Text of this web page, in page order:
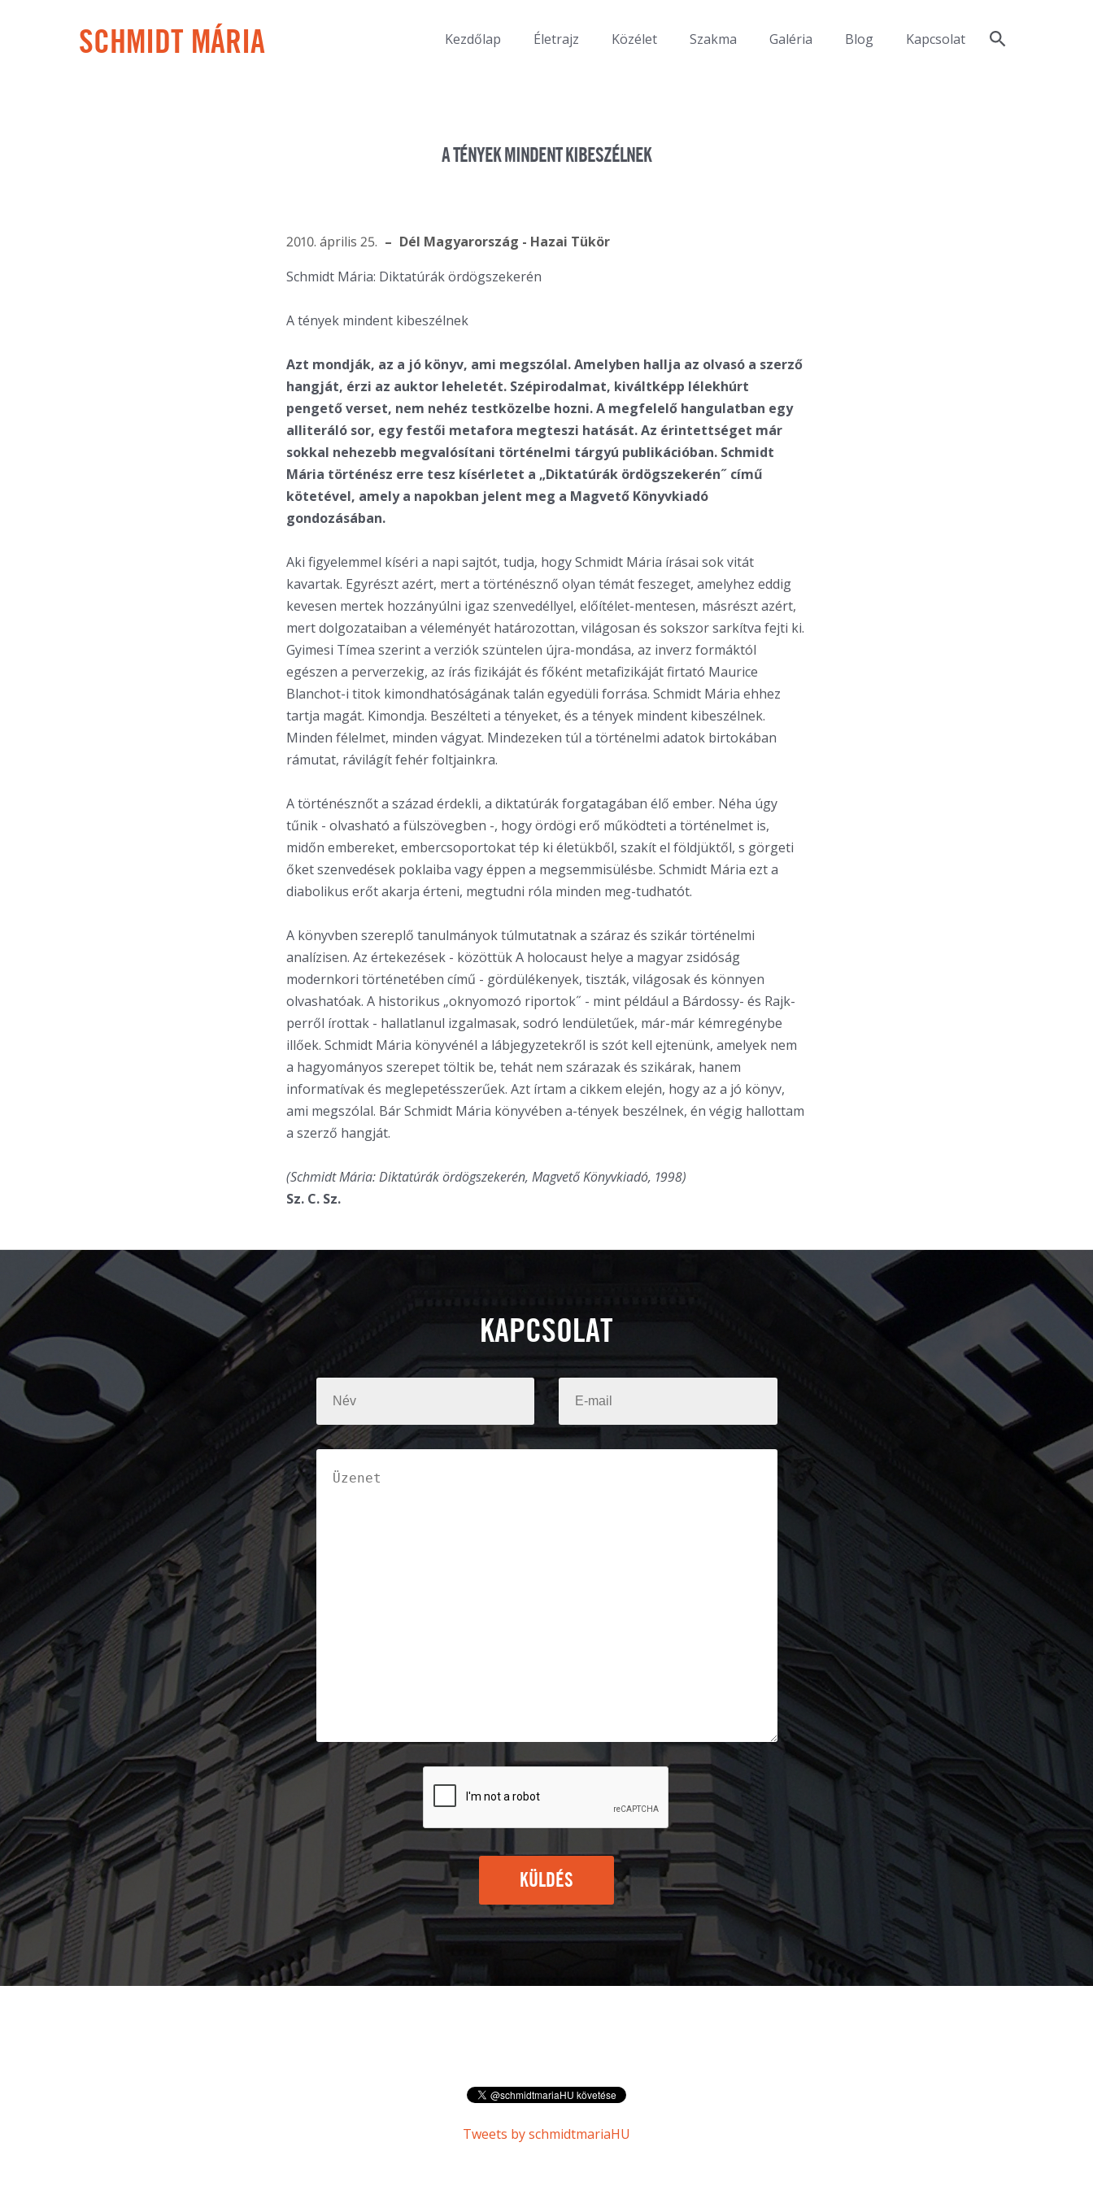
SCHMIDT MÁRIA Kezdőlap Életrajz Közélet Szakma Galéria Blog Kapcsolat
A TÉNYEK MINDENT KIBESZÉLNEK
2010. április 25.
Dél Magyarország - Hazai Tükör
Schmidt Mária: Diktatúrák ördögszekerén
A tények mindent kibeszélnek
Azt mondják, az a jó könyv, ami megszólal. Amelyben hallja az olvasó a szerző
hangját, érzi az auktor leheletét. Szépirodalmat, kiváltképp lélekhúrt
pengető verset, nem nehéz testközelbe hozni. A megfelelő hangulatban egy
alliteráló sor, egy festői metafora megteszi hatását. Az érintettséget már
sokkal nehezebb megvalósítani történelmi tárgyú publikációban. Schmidt
Mária történész erre tesz kísérletet a „Diktatúrák ördögszekerén˝ című
kötetével, amely a napokban jelent meg a Magvető Könyvkiadó
gondozásában.
Aki figyelemmel kíséri a napi sajtót, tudja, hogy Schmidt Mária írásai sok vitát
kavartak. Egyrészt azért, mert a történésznő olyan témát feszeget, amelyhez eddig
kevesen mertek hozzányúlni igaz szenvedéllyel, előítélet-mentesen, másrészt azért,
mert dolgozataiban a véleményét határozottan, világosan és sokszor sarkítva fejti ki.
Gyimesi Tímea szerint a verziók szüntelen újra-mondása, az inverz formáktól
egészen a perverzekig, az írás fizikáját és főként metafizikáját firtató Maurice
Blanchot-i titok kimondhatóságának talán egyedüli forrása. Schmidt Mária ehhez
tartja magát. Kimondja. Beszélteti a tényeket, és a tények mindent kibeszélnek.
Minden félelmet, minden vágyat. Mindezeken túl a történelmi adatok birtokában
rámutat, rávilágít fehér foltjainkra.
A történésznőt a század érdekli, a diktatúrák forgatagában élő ember. Néha úgy
tűnik - olvasható a fülszövegben -, hogy ördögi erő működteti a történelmet is,
midőn embereket, embercsoportokat tép ki életükből, szakít el földjüktől, s görgeti
őket szenvedések poklaiba vagy éppen a megsemmisülésbe. Schmidt Mária ezt a
diabolikus erőt akarja érteni, megtudni róla minden meg-tudhatót.
A könyvben szereplő tanulmányok túlmutatnak a száraz és szikár történelmi
analízisen. Az értekezések - közöttük A holocaust helye a magyar zsidóság
modernkori történetében című - gördülékenyek, tiszták, világosak és könnyen
olvashatóak. A historikus „oknyomozó riportok˝ - mint például a Bárdossy- és Rajk-
perről írottak - hallatlanul izgalmasak, sodró lendületűek, már-már kémregénybe
illőek. Schmidt Mária könyvénél a lábjegyzetekről is szót kell ejtenünk, amelyek nem
a hagyományos szerepet töltik be, tehát nem szárazak és szikárak, hanem
informatívak és meglepetésszerűek. Azt írtam a cikkem elején, hogy az a jó könyv,
ami megszólal. Bár Schmidt Mária könyvében a-tények beszélnek, én végig hallottam
a szerző hangját.
(Schmidt Mária: Diktatúrák ördögszekerén, Magvető Könyvkiadó, 1998)
Sz. C. Sz.
KAPCSOLAT
KÜLDÉS
Tweets by schmidtmariaHU